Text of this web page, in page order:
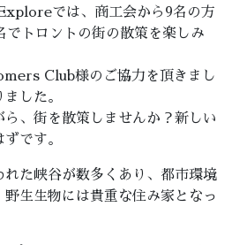
では、 商工会から9名の方
でトロントの街の散策を楽しみ
Club様のご協力を頂きまし
した。
、街を散策しませんか？新しい
です。
た峡谷が数多くあり、 都市環境
野生生物には貴重な住み家となっ